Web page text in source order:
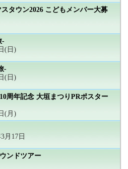
タウン2026 こどもメンバー大募
-
(日)
-
(日)
周年記念 大垣まつりPRポスター
(月)
月17日
ンドツアー